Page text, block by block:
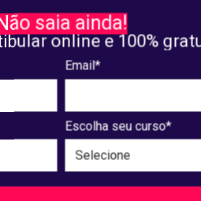
saia ainda!
online e 100%
Email*
Escolha seu curso*
Confira a lista com
aprovados para
VIII Devir